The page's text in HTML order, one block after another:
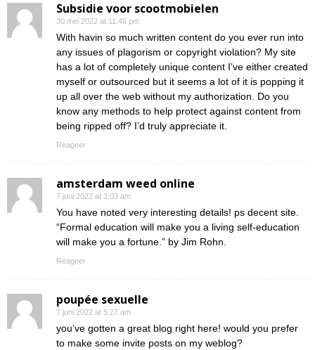
Subsidie voor scootmobielen
30 mei 2022 at 11:46 pm
With havin so much written content do you ever run into
any issues of plagorism or copyright violation? My site
has a lot of completely unique content I’ve either created
myself or outsourced but it seems a lot of it is popping it
up all over the web without my authorization. Do you
know any methods to help protect against content from
being ripped off? I’d truly appreciate it.
Reageer
amsterdam weed online
7 juni 2022 at 3:03 am
You have noted very interesting details! ps decent site.
“Formal education will make you a living self-education
will make you a fortune.” by Jim Rohn.
Reageer
poupée sexuelle
7 juni 2022 at 5:27 am
you’ve gotten a great blog right here! would you prefer
to make some invite posts on my weblog?